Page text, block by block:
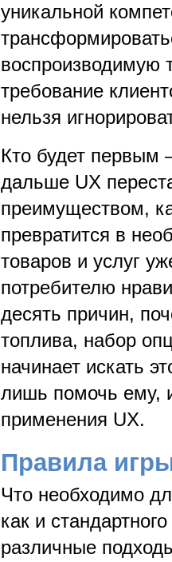
уникальной
воспроизводимую
требование
нельзя
Кто будет первым
дальше UX
преимуществом,
превратится в
товаров и услуг
потребителю
десять причин,
топлива, набор
начинает искать
лишь помочь ему,
применения UX.
Правила
Что необходимо
как и
различные